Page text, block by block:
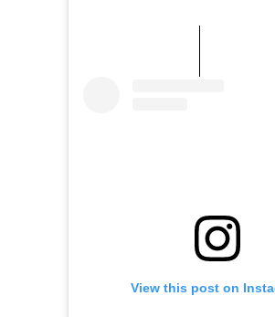
View this post on